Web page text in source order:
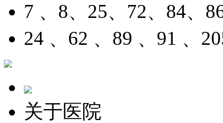
7 、8、25、72、84、
24 、62 、89 、91 、
关于医院